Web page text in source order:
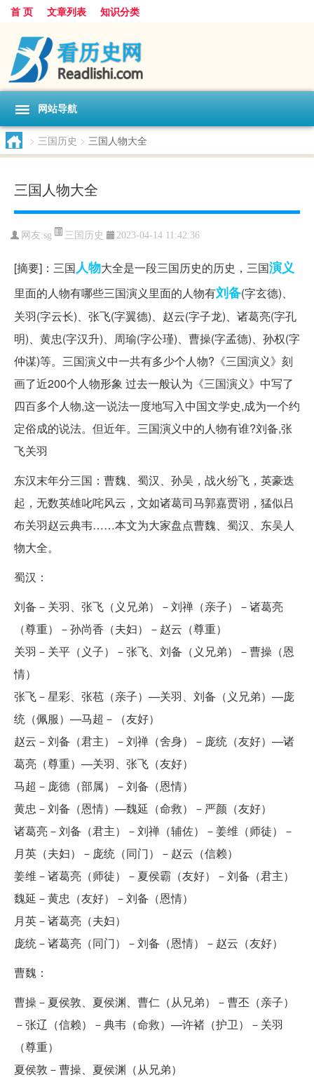
首 页 文章列表 知识分类
网站导航
> 三国历史 > 三国人物大全
三国人物大全
网友:sg 三国历史 2023-04-14 11:42:36
[摘要]：三国人物大全是一段三国历史的历史，三国演义
里面的人物有哪些三国演义里面的人物有刘备(字玄德)、
关羽(字云长)、张飞(字翼德)、赵云(字子龙)、诸葛亮(字孔
明)、黄忠(字汉升)、周瑜(字公瑾)、曹操(字孟德)、孙权(字
仲谋)等。三国演义中一共有多少个人物?《三国演义》刻
画了近200个人物形象 过去一般认为《三国演义》中写了
四百多个人物,这一说法一度地写入中国文学史,成为一个约
定俗成的说法。但近年。三国演义中的人物有谁?刘备,张
飞关羽
东汉末年分三国：曹魏、蜀汉、孙吴，战火纷飞，英豪迭
起，无数英雄叱咤风云，文如诸葛司马郭嘉贾诩，猛似吕
布关羽赵云典韦……本文为大家盘点曹魏、蜀汉、东吴人
物大全。
蜀汉：
刘备－关羽、张飞（义兄弟）－刘禅（亲子）－诸葛亮
（尊重）－孙尚香（夫妇）－赵云（尊重）
关羽－关平（义子）－张飞、刘备（义兄弟）－曹操（恩
情）
张飞－星彩、张苞（亲子）—关羽、刘备（义兄弟）—庞
统（佩服）—马超－（友好）
赵云－刘备（君主）－刘禅（舍身）－庞统（友好）—诸
葛亮（尊重）—关羽、张飞（友好）
马超－庞德（部属）－刘备（恩情）
黄忠－刘备（恩情）—魏延（命救）－严颜（友好）
诸葛亮－刘备（君主）－刘禅（辅佐）－姜维（师徒）－
月英（夫妇）－庞统（同门）－赵云（信赖）
姜维－诸葛亮（师徒）－夏侯霸（友好）－刘备（君主）
魏延－黄忠（友好）－刘备（恩情）
月英－诸葛亮（夫妇）
庞统－诸葛亮（同门）－刘备（恩情）－赵云（友好）
曹魏：
曹操－夏侯敦、夏侯渊、曹仁（从兄弟）－曹丕（亲子）
－张辽（信赖）－典韦（命救）—许褚（护卫）－关羽
（尊重）
夏侯敦－曹操、夏侯渊（从兄弟）